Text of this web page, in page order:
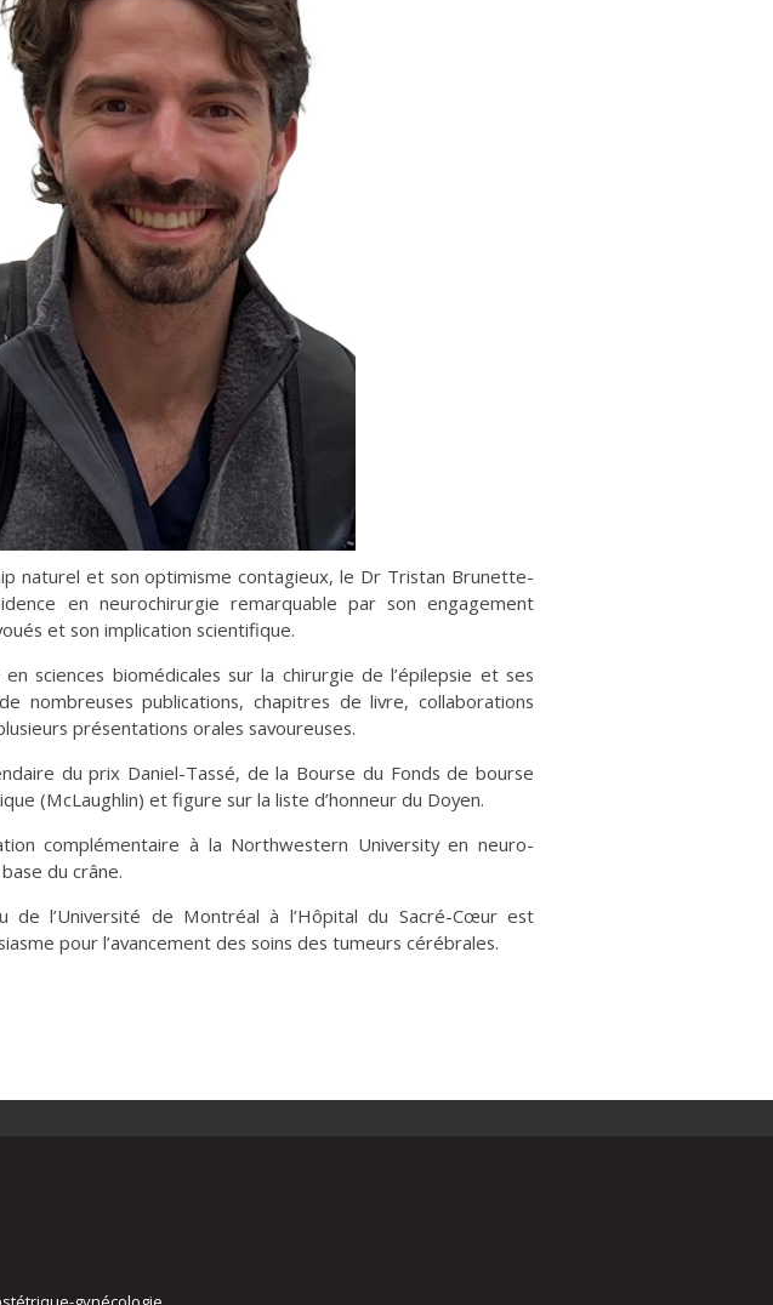
naturel et son optimisme contagieux, le Dr Tristan Brunette-
en neurochirurgie remarquable par son engagement
et son implication scientifique.
sciences biomédicales sur la chirurgie de l’épilepsie et ses
nombreuses publications, chapitres de livre, collaborations
présentations orales savoureuses.
du prix Daniel-Tassé, de la Bourse du Fonds de bourse
(McLaughlin) et figure sur la liste d’honneur du Doyen.
complémentaire à la Northwestern University en neuro-
du crâne.
de l’Université de Montréal à l’Hôpital du Sacré-Cœur est
pour l’avancement des soins des tumeurs cérébrales.